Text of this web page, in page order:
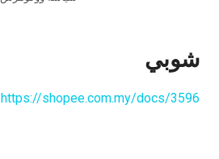
شوبي
https://shopee.com.my/docs/3596